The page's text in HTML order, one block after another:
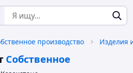
производство
Собственное